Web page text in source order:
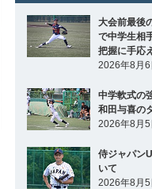
大会前最後
で中学生相
把握に手応え
2026年8月6
中学軟式の
和田与喜の
2026年8月5
侍ジャパン
いて
2026年8月5